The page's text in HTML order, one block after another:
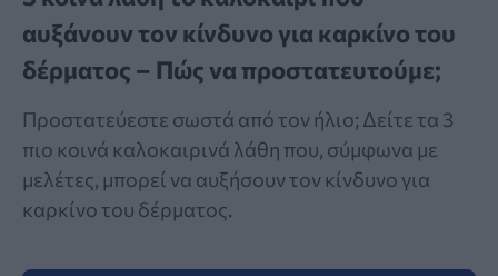
αυξάνουν τον κίνδυνο για καρκίνο του
δέρματος – Πώς να προστατευτούμε;
Προστατεύεστε σωστά από τον ήλιο; Δείτε τα 3
πιο κοινά καλοκαιρινά λάθη που, σύμφωνα με
μελέτες, μπορεί να αυξήσουν τον κίνδυνο για
καρκίνο του δέρματος.